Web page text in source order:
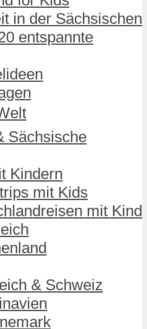
in der Sächsischen
entspannte
Sächsische
Kindern
mit Kids
mit Kind
& Schweiz